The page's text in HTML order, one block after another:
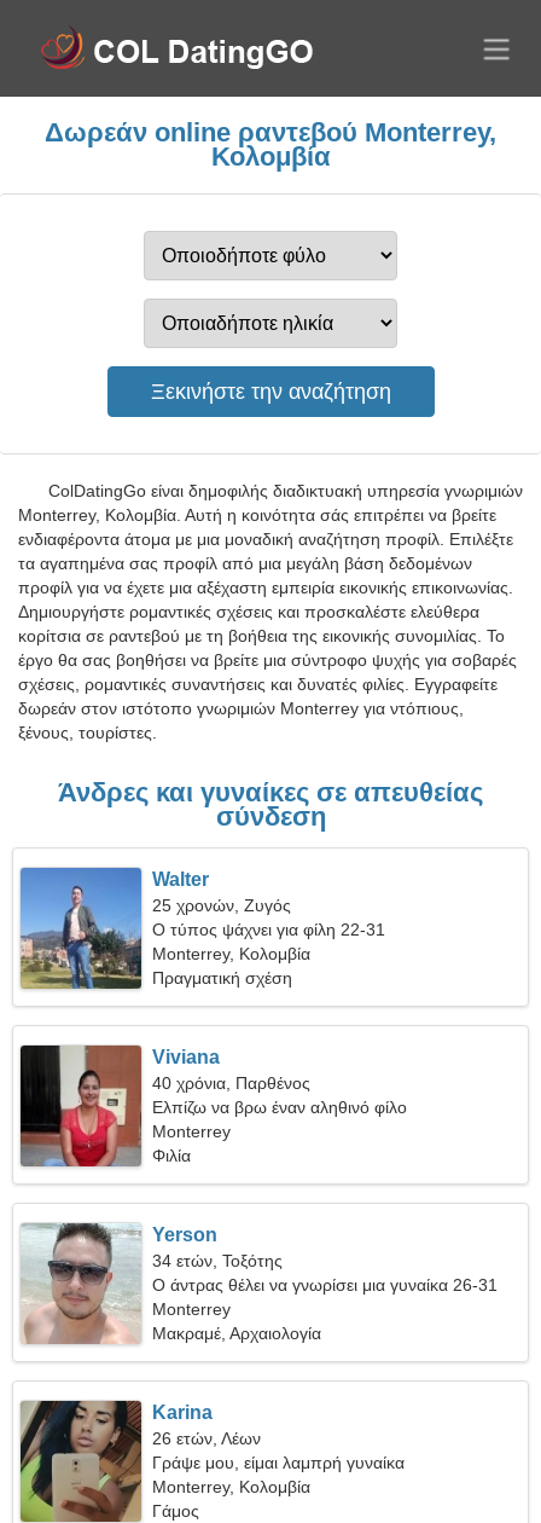
Δωρεάν online ραντεβού Monterrey,
Κολομβία
ColDatingGo είναι δημοφιλής διαδικτυακή υπηρεσία γνωριμιών
Monterrey, Κολομβία. Αυτή η κοινότητα σάς επιτρέπει να βρείτε
ενδιαφέροντα άτομα με μια μοναδική αναζήτηση προφίλ. Επιλέξτε
τα αγαπημένα σας προφίλ από μια μεγάλη βάση δεδομένων
προφίλ για να έχετε μια αξέχαστη εμπειρία εικονικής επικοινωνίας.
Δημιουργήστε ρομαντικές σχέσεις και προσκαλέστε ελεύθερα
κορίτσια σε ραντεβού με τη βοήθεια της εικονικής συνομιλίας. Το
έργο θα σας βοηθήσει να βρείτε μια σύντροφο ψυχής για σοβαρές
σχέσεις, ρομαντικές συναντήσεις και δυνατές φιλίες. Εγγραφείτε
δωρεάν στον ιστότοπο γνωριμιών Monterrey για ντόπιους,
ξένους, τουρίστες.
Άνδρες και γυναίκες σε απευθείας
σύνδεση
Walter
25 χρονών, Ζυγός
Ο τύπος ψάχνει για φίλη 22-31
Monterrey, Κολομβία
Πραγματική σχέση
Viviana
40 χρόνια, Παρθένος
Ελπίζω να βρω έναν αληθινό φίλο
Monterrey
Φιλία
Yerson
34 ετών, Τοξότης
Ο άντρας θέλει να γνωρίσει μια γυναίκα 26-31
Monterrey
Μακραμέ, Αρχαιολογία
Karina
26 ετών, Λέων
Γράψε μου, είμαι λαμπρή γυναίκα
Monterrey, Κολομβία
Γάμος